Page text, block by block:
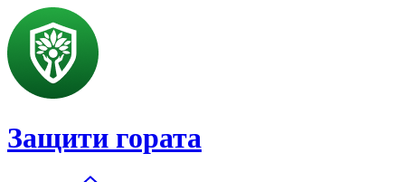
Защити гората